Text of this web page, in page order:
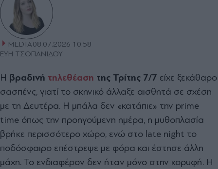
MEDIA08.07.2026 10:58
ΕΥΗ ΤΣΟΠΑΝΙΔΟΥ
Η βραδινή τηλεθέαση της Τρίτης 7/7 είχε ξεκάθαρο
σασπένς, γιατί το σκηνικό άλλαξε αισθητά σε σχέση
με τη Δευτέρα. Η μπάλα δεν «κατάπιε» την prime
time όπως την προηγούμενη ημέρα, η μυθοπλασία
βρήκε περισσότερο χώρο, ενώ στο late night το
ποδόσφαιρο επέστρεψε με φόρα και έστησε άλλη
μάχη. Το ενδιαφέρον δεν ήταν μόνο στην κορυφή. Η